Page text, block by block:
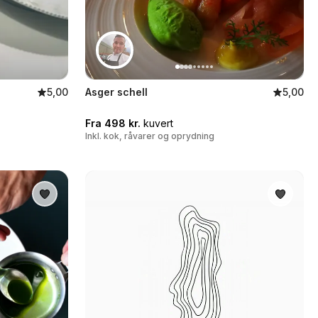
5,00 Asger schell 5,00
Fra 498 kr. kuvert
Inkl. kok, råvarer og oprydning